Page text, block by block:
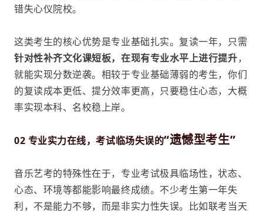
错失心仪院校。
这类考生的核心优势是专业基础扎实。复读一年，只需
针对性补齐文化课短板，在现有专业水平上进行提升，
就能实现分数逆袭。相较于专业基础薄弱的考生，你们
的复读成本更低、提分效率更高，只要稳住心态，大概
率实现本科、名校稳上岸。
02 专业实力在线，考试临场失误的“遗憾型考生”
音乐艺考的特殊性在于，专业考试极具临场性，状态、
心态、环境等都能影响最终成绩。不少考生第一年失
利，不是能力不够，而是非实力性失误。比如联考当天